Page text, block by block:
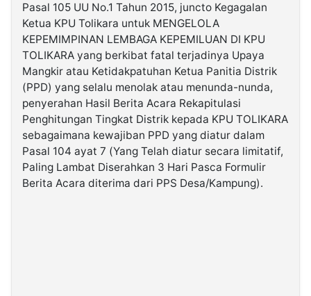
Pasal 105 UU No.1 Tahun 2015, juncto Kegagalan
Ketua KPU Tolikara untuk MENGELOLA
KEPEMIMPINAN LEMBAGA KEPEMILUAN DI KPU
TOLIKARA yang berkibat fatal terjadinya Upaya
Mangkir atau Ketidakpatuhan Ketua Panitia Distrik
(PPD) yang selalu menolak atau menunda-nunda,
penyerahan Hasil Berita Acara Rekapitulasi
Penghitungan Tingkat Distrik kepada KPU TOLIKARA
sebagaimana kewajiban PPD yang diatur dalam
Pasal 104 ayat 7 (Yang Telah diatur secara limitatif,
Paling Lambat Diserahkan 3 Hari Pasca Formulir
Berita Acara diterima dari PPS Desa/Kampung).